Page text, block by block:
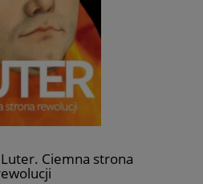
Luter. Ciemna strona